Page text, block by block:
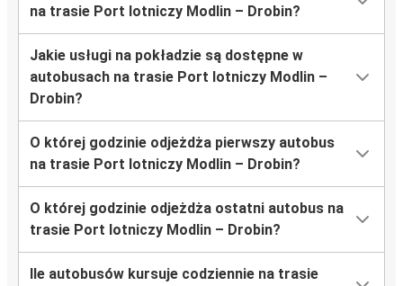
na trasie Port lotniczy Modlin – Drobin?
Jakie usługi na pokładzie są dostępne w
autobusach na trasie Port lotniczy Modlin –
Drobin?
O której godzinie odjeżdża pierwszy autobus
na trasie Port lotniczy Modlin – Drobin?
O której godzinie odjeżdża ostatni autobus na
trasie Port lotniczy Modlin – Drobin?
Ile autobusów kursuje codziennie na trasie